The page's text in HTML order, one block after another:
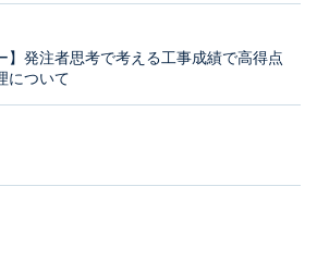
】発注者思考で考える工事成績で高得点
について